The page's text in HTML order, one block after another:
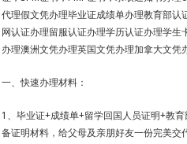
代理假文凭办理毕业证成绩单办理教育部
网认证办理留服认证办理学历认证办理学
办理澳洲文凭办理英国文凭办理加拿大文凭
一、快速办理材料：
1、毕业证+成绩单+留学回国人员证明+教
备证明材料，给父母及亲朋好友一份完美交